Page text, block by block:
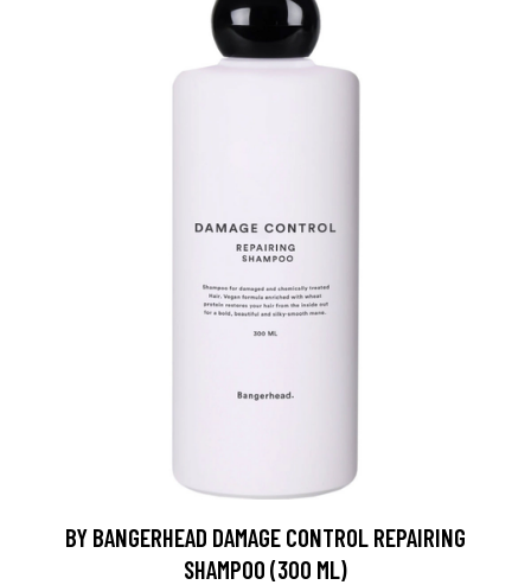
BY BANGERHEAD DAMAGE CONTROL REPAIRING
SHAMPOO (300 ML)